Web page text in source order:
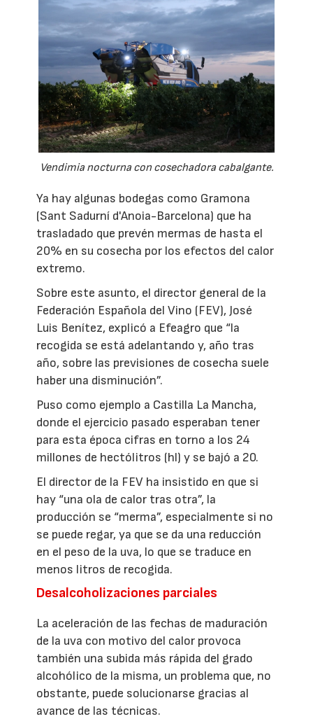
Vendimia nocturna con cosechadora cabalgante.
Ya hay algunas bodegas como Gramona
(Sant Sadurní d'Anoia-Barcelona) que ha
trasladado que prevén mermas de hasta el
20% en su cosecha por los efectos del calor
extremo.
Sobre este asunto, el director general de la
Federación Española del Vino (FEV), José
Luis Benítez, explicó a Efeagro que “la
recogida se está adelantando y, año tras
año, sobre las previsiones de cosecha suele
haber una disminución”.
Puso como ejemplo a Castilla La Mancha,
donde el ejercicio pasado esperaban tener
para esta época cifras en torno a los 24
millones de hectólitros (hl) y se bajó a 20.
El director de la FEV ha insistido en que si
hay “una ola de calor tras otra”, la
producción se “merma”, especialmente si no
se puede regar, ya que se da una reducción
en el peso de la uva, lo que se traduce en
menos litros de recogida.
Desalcoholizaciones parciales
La aceleración de las fechas de maduración
de la uva con motivo del calor provoca
también una subida más rápida del grado
alcohólico de la misma, un problema que, no
obstante, puede solucionarse gracias al
avance de las técnicas.